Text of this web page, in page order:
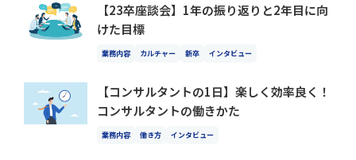
【23卒座談会】1年の振り返りと2年目に向
けた目標
業務内容 カルチャー 新卒 インタビュー
【コンサルタントの1日】楽しく効率良く！
コンサルタントの働きかた
業務内容 働き方 インタビュー